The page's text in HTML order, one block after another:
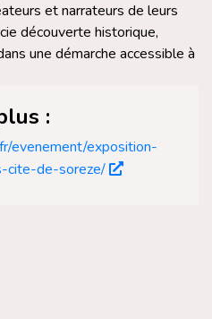
et narrateurs de leurs
découverte historique,
une démarche accessible à
:
evenement/exposition-
cite-de-soreze/